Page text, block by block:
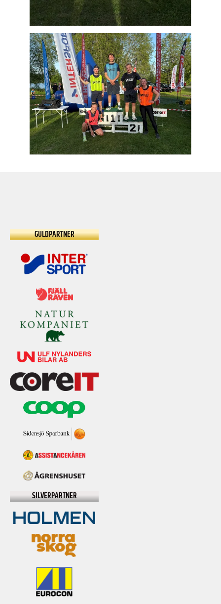
GULDPARTNER
SILVERPARTNER